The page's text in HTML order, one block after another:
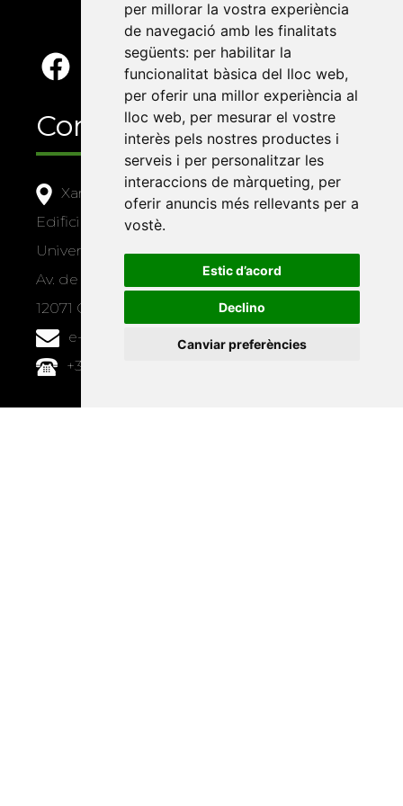
per millorar la vostra experiència
de navegació amb les finalitats
següents: per habilitar la
funcionalitat bàsica del lloc web,
per oferir una millor experiència al
lloc web, per mesurar el vostre
interès pels nostres productes i
serveis i per personalitzar les
interaccions de màrqueting, per
oferir anuncis més rellevants per a
vostè.
Estic d’acord
Declino
Canviar preferències
Contacte
Xarxa Vives d'Universitats
Edifici Àgora
Universitat Jaume I, local 10
Av. de Vicent Sos Baynat, s/n
12071 Castelló de la Plana
e-buc@vives.org
+34 964 72 89 93